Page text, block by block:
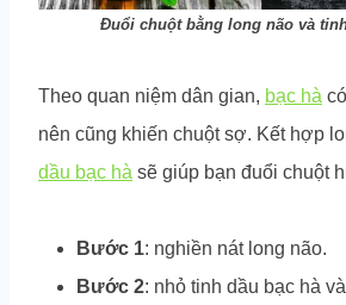
Đuổi chuột bằng long não và
Theo quan niệm dân gian, bạc hà
nên cũng khiến chuột sợ. Kết hợp
dầu bạc hà sẽ giúp bạn đuổi chuột
Bước 1: nghiền nát long não.
Bước 2: nhỏ tinh dầu bạc hà